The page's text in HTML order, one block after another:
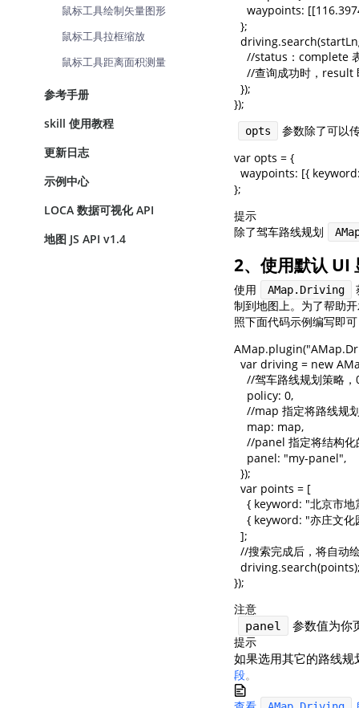
鼠标工具绘制矢量图形
鼠标工具拉框缩放
鼠标工具距离面积测量
参考手册
skill 使用教程
更新日志
示例中心
LOCA 数据可视化 API
地图 JS API v1.4
waypoints:
  };
//status：complete
//查询成功时，
  });
});
opts
参数除了可以
var opts = {
waypoints: [{
};
提示
除了驾车路线规划
2、使用默认 UI
使用 AMap.Driving
制到地图上。为了帮助
照下面代码示例编写即
var driving = new
//驾车路线规划策略
    policy: 0,
//map 指定将路线
    map: map,
//panel 指定将结
    panel: "my-panel",
  });
  var points = [
{ keyword: "北京市地
{ keyword: "亦庄文化
  ];
//搜索完成后，将自动
});
注意
panel 参数值为你
提示
如果选用其它的路线规
段。